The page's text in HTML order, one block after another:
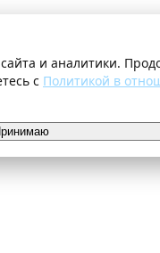
и аналитики.
с Политикой в